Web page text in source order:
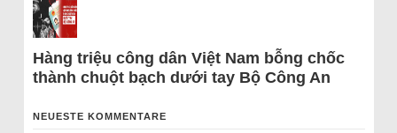
Hàng triệu công dân Việt Nam bỗng chốc
thành chuột bạch dưới tay Bộ Công An
NEUESTE KOMMENTARE